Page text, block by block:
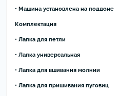
• Машина установлена на поддоне
Комплектация
• Лапка для петли
• Лапка универсальная
• Лапка для вшивания молнии
• Лапка для пришивания пуговиц